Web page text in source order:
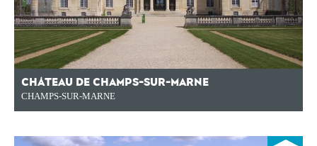
CHÂTEAU DE CHAMPS-SUR-MARNE
CHAMPS-SUR-MARNE